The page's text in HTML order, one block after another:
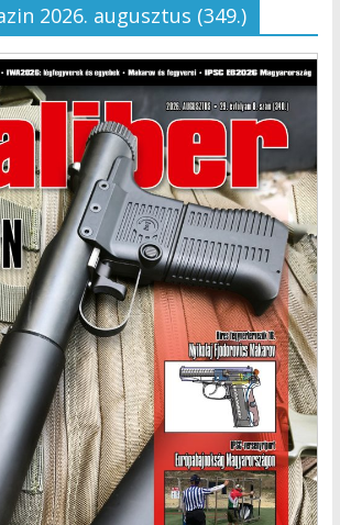
2026. augusztus (349.)